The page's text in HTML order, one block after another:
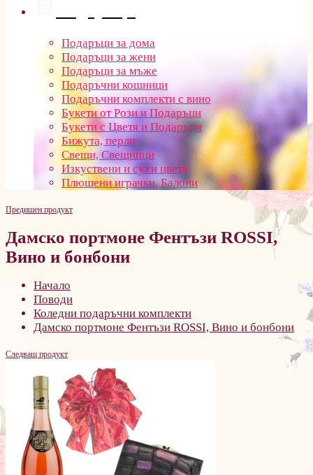
Подаръци за дома
Подаръци за жени
Подаръци за мъже
Подаръчни кошници
Подаръчни комплекти с вино
Букети от Рози и Подаръци
Букети с Цветя и Подаръци
Бижута, перли
Свещи, Свещници
Изкуствени и сухи цветя
Плюшени играчки, Балони
Предишен продукт
Дамско портмоне Фентъзи ROSSI,
Вино и бонбони
Начало
Поводи
Коледни подаръчни комплекти
Дамско портмоне Фентъзи ROSSI, Вино и бонбони
Следващ продукт